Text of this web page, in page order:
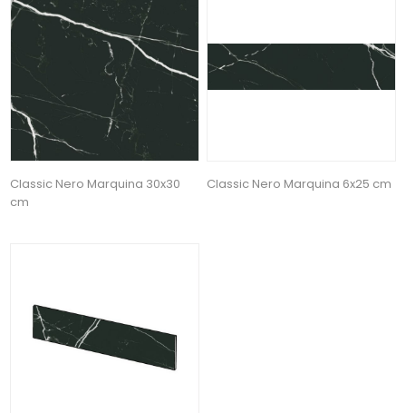
Classic Nero Marquina 30x30
cm
Classic Nero Marquina 6x25 cm